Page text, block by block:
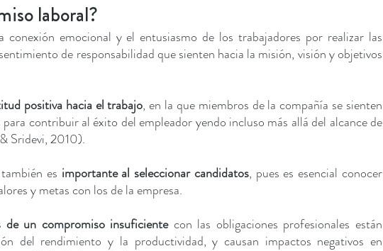
laboral?
conexión emocional y el entusiasmo de los trabajadores por realizar las
de responsabilidad que sienten hacia la misión, visión y objetivos
positiva hacia el trabajo, en la que miembros de la compañía se sienten
contribuir al éxito del empleador yendo incluso más allá del alcance de
Sridevi, 2010).
es importante al seleccionar candidatos, pues es esencial conocer
y metas con los de la empresa.
de un compromiso insuficiente con las obligaciones profesionales están
del rendimiento y la productividad, y causan impactos negativos en